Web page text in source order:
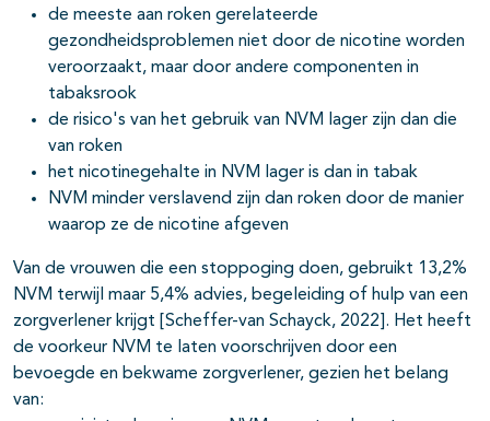
de meeste aan roken gerelateerde
gezondheidsproblemen niet door de nicotine worden
veroorzaakt, maar door andere componenten in
tabaksrook
de risico's van het gebruik van NVM lager zijn dan die
van roken
het nicotinegehalte in NVM lager is dan in tabak
NVM minder verslavend zijn dan roken door de manier
waarop ze de nicotine afgeven
Van de vrouwen die een stoppoging doen, gebruikt 13,2%
NVM terwijl maar 5,4% advies, begeleiding of hulp van een
zorgverlener krijgt [Scheffer-van Schayck, 2022]. Het heeft
de voorkeur NVM te laten voorschrijven door een
bevoegde en bekwame zorgverlener, gezien het belang
van: